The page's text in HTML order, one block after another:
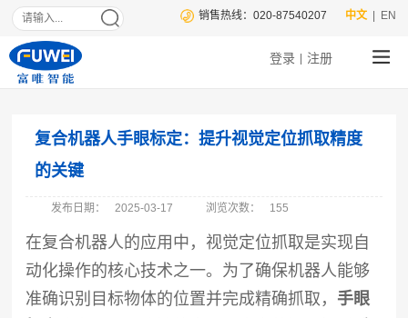
| EN
中文
销售热线：020-87540207
登录 注册
复合机器人手眼标定：提升视觉定位抓取精度
的关键
发布日期： 2025-03-17 浏览次数： 155
在复合机器人的应用中，视觉定位抓取是实现自
动化操作的核心技术之一。为了确保机器人能够
准确识别目标物体的位置并完成精确抓取， 手眼